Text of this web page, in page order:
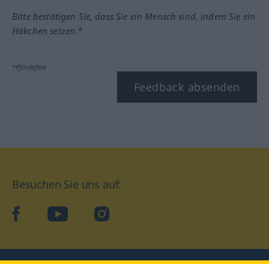
Bitte bestätigen Sie, dass Sie ein Mensch sind, indem Sie ein
Häkchen setzen.*
*Pflichtfeld
Feedback absenden
Besuchen Sie uns auf:
facebookYouTube Instagram